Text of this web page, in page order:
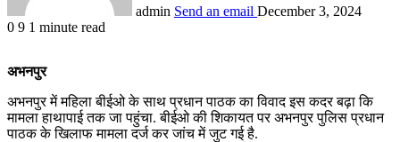
admin Send an email December 3, 2024
0 9 1 minute read
अभनपुर
अभनपुर में महिला बीईओ के साथ प्रधान पाठक का विवाद इस कदर बढ़ा कि
मामला हाथापाई तक जा पहुंचा. बीईओ की शिकायत पर अभनपुर पुलिस प्रधान
पाठक के खिलाफ मामला दर्ज कर जांच में जुट गई है.